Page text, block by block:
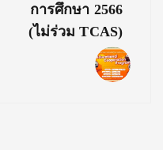
การศึกษา 2566
(ไม่ร่วม TCAS)